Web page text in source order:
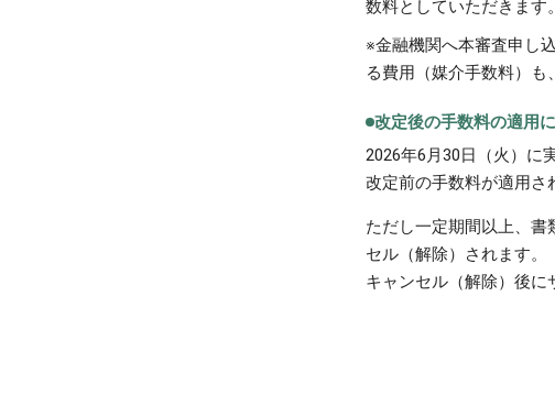
数料としていただきます
※金融機関へ本審査申し
る費用（媒介手数料）も、
改定後の手数料の適用
2026年6月30日（火）に
改定前の手数料が適用さ
ただし一定期間以上、
セル（解除）されます。
キャンセル（解除）後に